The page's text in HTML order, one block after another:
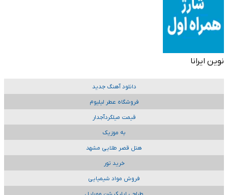
نوین ایرانا
دانلود آهنگ جدید
فروشگاه عطر لیلیوم
قیمت میلگردآجدار
به موزیک
هتل قصر طلایی مشهد
خرید تور
فروش مواد شیمیایی